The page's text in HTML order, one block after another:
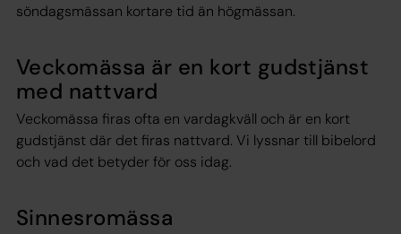
söndagsmässan kortare tid än högmässan.
Veckomässa är en kort gudstjänst
med nattvard
Veckomässa firas ofta en vardagkväll och är en kort
gudstjänst där det firas nattvard. Vi lyssnar till bibelord
och vad det betyder för oss idag.
Sinnesromässa